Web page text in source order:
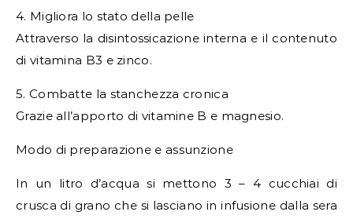
4. Migliora lo stato della pelle
Attraverso la disintossicazione interna e il contenuto
di vitamina B3 e zinco.
5. Combatte la stanchezza cronica
Grazie all’apporto di vitamine B e magnesio.
Modo di preparazione e assunzione
In un litro d’acqua si mettono 3 – 4 cucchiai di
crusca di grano che si lasciano in infusione dalla sera